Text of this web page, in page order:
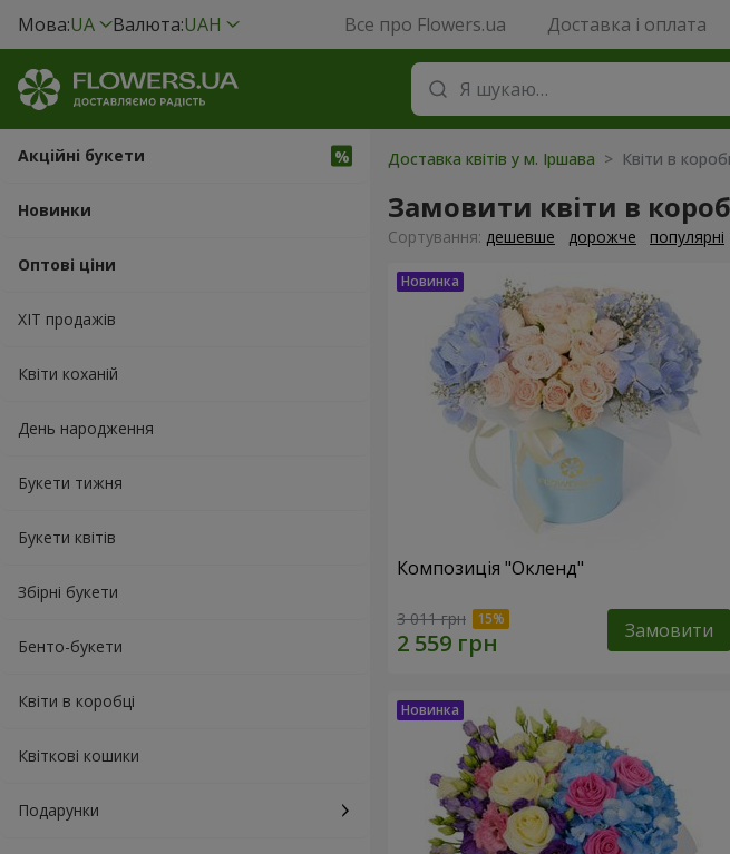
Мова:UA Валюта:UAH Все про Flowers.ua Доставка і оплата
Акційні букети
Новинки
Оптові ціни
ХІТ продажів
Квіти коханій
День народження
Букети тижня
Букети квітів
Збірні букети
Бенто-букети
Квіти в коробці
Квіткові кошики
Подарунки
Доставка квітів у м. Іршава > Квіти в
Замовити квіти в
Сортування: дешевше дорожче популярні
Композиція "Окленд"
3 011 грн Замовити